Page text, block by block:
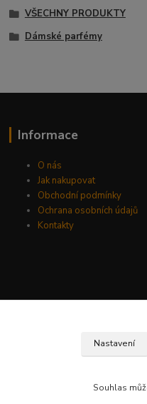
VŠECHNY PRODUKTY
Dámské parfémy
Informace
O nás
Jak nakupovat
Obchodní podmínky
Ochrana osobních údajů
Kontakty
Nastavení
Souhlas